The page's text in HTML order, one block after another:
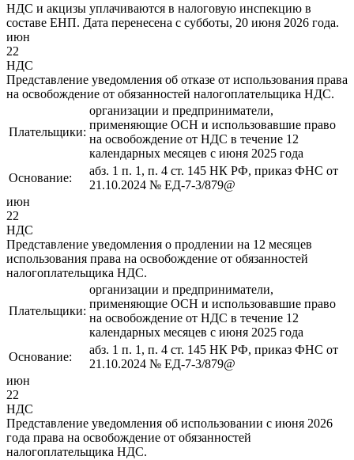
НДС и акцизы уплачиваются в налоговую инспекцию в
составе ЕНП. Дата перенесена с субботы, 20 июня 2026 года.
июн
22
НДС
Представление уведомления об отказе от использования права
на освобождение от обязанностей налогоплательщика НДС.
Плательщики:
организации и предприниматели,
применяющие ОСН и использовавшие право
на освобождение от НДС в течение 12
календарных месяцев с июня 2025 года
Основание:
абз. 1 п. 1, п. 4 ст. 145 НК РФ, приказ ФНС от
21.10.2024 № ЕД-7-3/879@
июн
22
НДС
Представление уведомления о продлении на 12 месяцев
использования права на освобождение от обязанностей
налогоплательщика НДС.
Плательщики:
организации и предприниматели,
применяющие ОСН и использовавшие право
на освобождение от НДС в течение 12
календарных месяцев с июня 2025 года
Основание:
абз. 1 п. 1, п. 4 ст. 145 НК РФ, приказ ФНС от
21.10.2024 № ЕД-7-3/879@
июн
22
НДС
Представление уведомления об использовании с июня 2026
года права на освобождение от обязанностей
налогоплательщика НДС.